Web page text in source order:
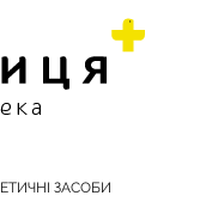
ЗАСОБИ